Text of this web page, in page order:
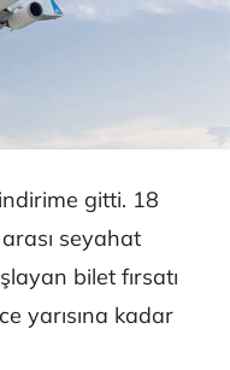
gitti. 18
seyahat
bilet fırsatı
yarısına kadar